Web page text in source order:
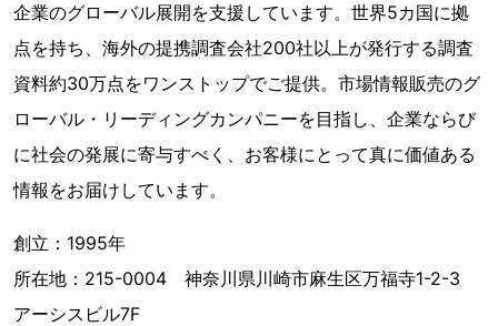
企業のグローバル展開を支援しています。世界5カ国に拠
点を持ち、海外の提携調査会社200社以上が発行する調査
資料約30万点をワンストップでご提供。市場情報販売のグ
ローバル・リーディングカンパニーを目指し、企業ならび
に社会の発展に寄与すべく、お客様にとって真に価値ある
情報をお届けしています。
創立：1995年
所在地：215-0004 神奈川県川崎市麻生区万福寺1-2-3
アーシスビル7F